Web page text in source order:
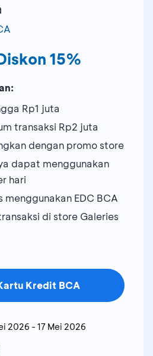
15%
Rp1 juta
transaksi Rp2 juta
dengan promo store
dapat menggunakan
hari
menggunakan EDC BCA
di store Galeries
Kredit BCA
2026 - 17 Mei 2026